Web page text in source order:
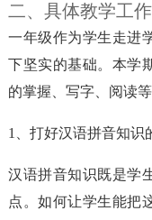
二、具体教学工作
一年级作为学生走进
下坚实的基础。本学
的掌握、写字、阅读等
1、打好汉语拼音知识
汉语拼音知识既是学
点。如何让学生能把